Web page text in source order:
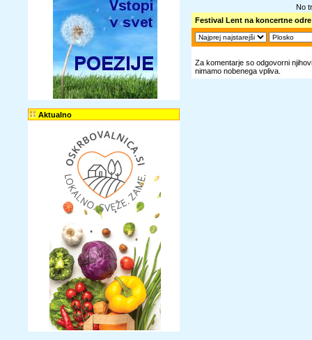
Aktualno
No
Festival Lent na koncertne
Za komentarje so odgovorni
nimamo nobenega vpliva.